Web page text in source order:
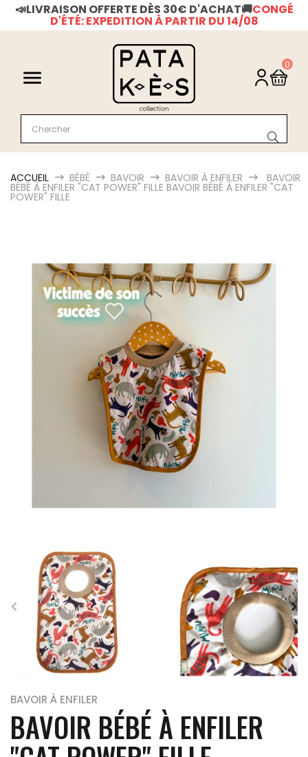
📣LIVRAISON OFFERTE DÈS 30€ D'ACHAT🚚CONGÉ
D'ÉTÉ: EXPEDITION À PARTIR DU 14/08

0
ACCUEIL BÉBÉ BAVOIR BAVOIR À ENFILER BAVOIR
BÉBÉ À ENFILER "CAT POWER" FILLE BAVOIR BÉBÉ À ENFILER "CAT
POWER" FILLE
BAVOIR À ENFILER
BAVOIR BÉBÉ À ENFILER